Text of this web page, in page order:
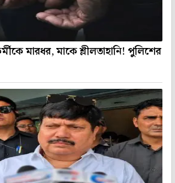
মারধর, মাকে শ্লীলতাহানি! পুলিশের